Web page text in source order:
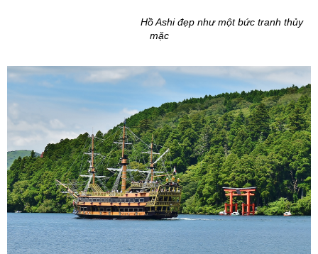
Hồ Ashi đẹp như một bức tranh thủy
mặc